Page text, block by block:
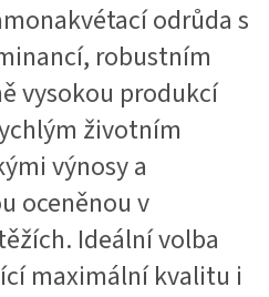
odrůda s
robustním
vysokou produkcí
životním
výnosy a
oceněnou v
Ideální volba
maximální kvalitu i